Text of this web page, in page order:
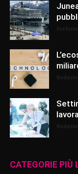
CATEGORIE PIÙ